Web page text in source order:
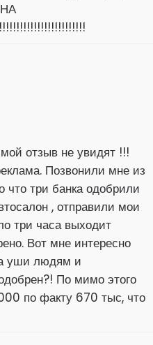
отзыв не увидят !!!
Позвонили мне из
что три банка одобрили
, отправили мои
три часа выходит
Вот мне интересно
уши людям и
По мимо этого
по факту 670 тыс, что